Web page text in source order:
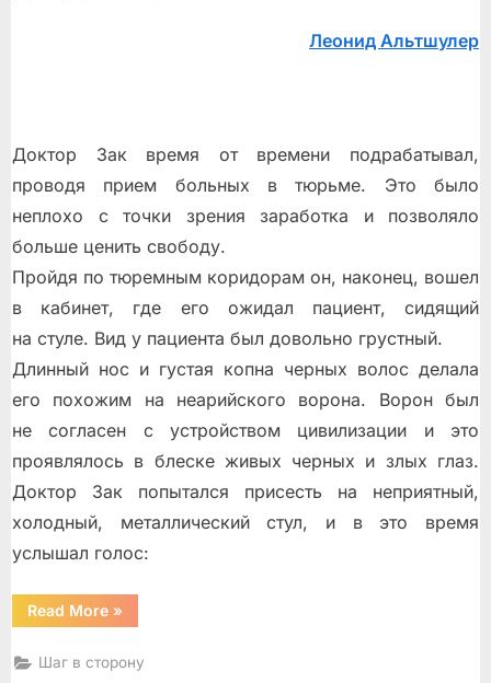
Леонид Альтшулер
Доктор Зак время от времени подрабатывал,
проводя прием больных в тюрьме. Это было
неплохо с точки зрения заработка и позволяло
больше ценить свободу.
Пройдя по тюремным коридорам он, наконец, вошел
в кабинет, где его ожидал пациент, сидящий
на стуле. Вид у пациента был довольно грустный.
Длинный нос и густая копна черных волос делала
его похожим на неарийского ворона. Ворон был
не согласен с устройством цивилизации и это
проявлялось в блеске живых черных и злых глаз.
Доктор Зак попытался присесть на неприятный,
холодный, металлический стул, и в это время
услышал голос:
Read More“Контейнер
для
»
Шаг в сторону